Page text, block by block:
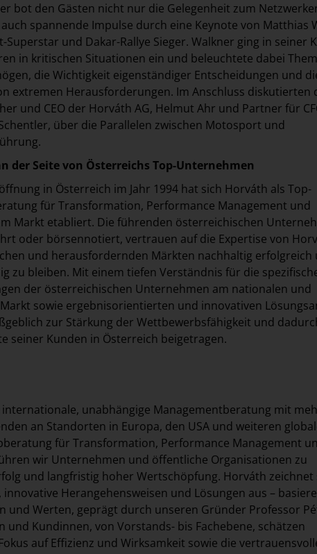
bot den Gästen nicht nur die Gelegenheit zum
spannende Impulse durch eine Keynote von Matthias
und Dakar-Rallye Sieger. Walkner ging in seiner
in kritischen Situationen ein und beleuchtete dabei
die Wichtigkeit eigenständiger Entscheidungen und
extremen Herausforderungen. Im Anschluss diskutierten
und CEO der Horváth AG, Helmut Ahr und Partner für
über die Parallelen zwischen Motosport und
der Seite von Österreichs Top-Unternehmen
in Österreich im Jahr 1994 hat sich Horváth als Top-
für Transformation, Performance Management und
Markt etabliert. Die führenden österreichischen
oder börsennotiert, vertrauen auf die Expertise von
und herausfordernden Märkten nachhaltig erfolgreich
zu bleiben. Mit einem tiefen Verständnis für die
der österreichischen Unternehmen am nationalen und
sowie ergebnisorientierten und innovativen
zur Stärkung der Wettbewerbsfähigkeit und
seiner Kunden in Österreich beigetragen.
unabhängige Managementberatung mit
an Standorten in Europa, den USA und weiteren
für Transformation, Performance Management
wir Unternehmen und öffentliche Organisationen zu
und langfristig hoher Wertschöpfung. Horváth zeichnet
Herangehensweisen und Lösungen aus –
und Werten, geprägt durch unseren Gründer Professor
und Kundinnen, von Vorstands- bis Fachebene, schätzen
auf Effizienz und Wirksamkeit sowie die